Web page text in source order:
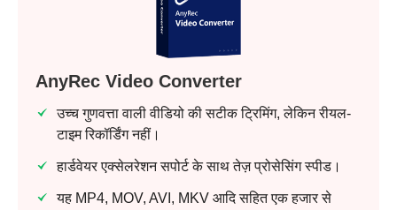
AnyRec Video Converter
उच्च गुणवत्ता वाली वीडियो की सटीक ट्रिमिंग, लेकिन रीयल-
टाइम रिकॉर्डिंग नहीं।
हार्डवेयर एक्सेलरेशन सपोर्ट के साथ तेज़ प्रोसेसिंग स्पीड।
यह MP4, MOV, AVI, MKV आदि सहित एक हजार से